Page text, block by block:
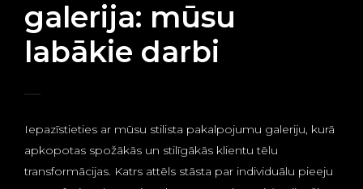
galerija: mūsu
labākie darbi
Iepazīstieties ar mūsu stilista pakalpojumu galeriju, kurā
apkopotas spožākās un stilīgākās klientu tēlu
transformācijas. Katrs attēls stāsta par individuālu pieeju